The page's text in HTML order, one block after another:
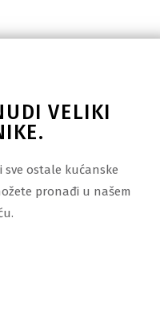
VELIKI
sve ostale kućanske
pronađi u našem